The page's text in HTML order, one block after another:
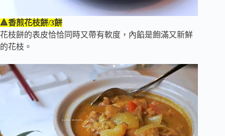
🔺香煎花枝餅/3餅
花枝餅的表皮恰恰同時又帶有軟度，內餡是飽滿又新鮮
的花枝。